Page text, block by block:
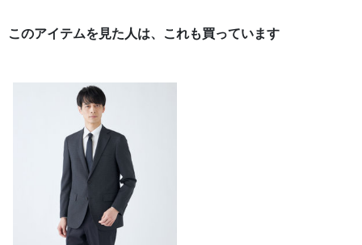
このアイテムを見た人は、これも買っています